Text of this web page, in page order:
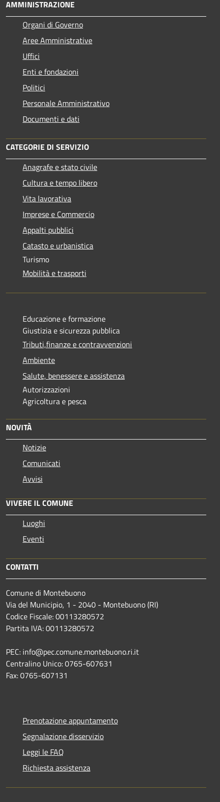
AMMINISTRAZIONE
Organi di Governo
Aree Amministrative
Uffici
Enti e fondazioni
Politici
Personale Amministrativo
Documenti e dati
CATEGORIE DI SERVIZIO
Anagrafe e stato civile
Cultura e tempo libero
Vita lavorativa
Imprese e Commercio
Appalti pubblici
Catasto e urbanistica
Turismo
Mobilità e trasporti
Educazione e formazione
Giustizia e sicurezza pubblica
Tributi,finanze e contravvenzioni
Ambiente
Salute, benessere e assistenza
Autorizzazioni
Agricoltura e pesca
NOVITÀ
Notizie
Comunicati
Avvisi
VIVERE IL COMUNE
Luoghi
Eventi
CONTATTI
Comune di Montebuono
Via del Municipio, 1 - 2040 - Montebuono (RI)
Codice Fiscale: 00113280572
Partita IVA: 00113280572
PEC: info@pec.comune.montebuono.ri.it
Centralino Unico: 0765-607631
Fax: 0765-607131
Prenotazione appuntamento
Segnalazione disservizio
Leggi le FAQ
Richiesta assistenza